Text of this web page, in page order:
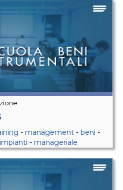
- management - beni -
impianti - manageriale